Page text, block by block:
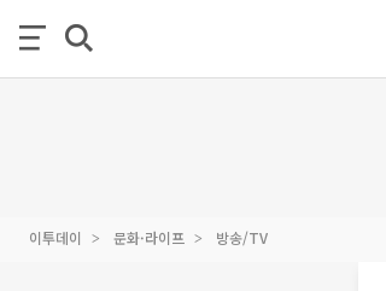
이투데이 문화·라이프 방송/TV